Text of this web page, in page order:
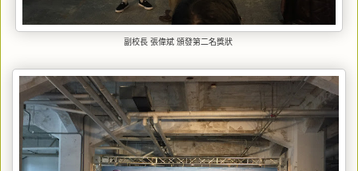
副校長 張偉斌 頒發第二名獎狀